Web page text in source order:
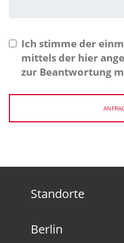
Ich stimme der
mittels der hier
zur Beantwortung
Standorte
Berlin